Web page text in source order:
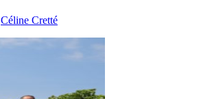
Céline Cretté